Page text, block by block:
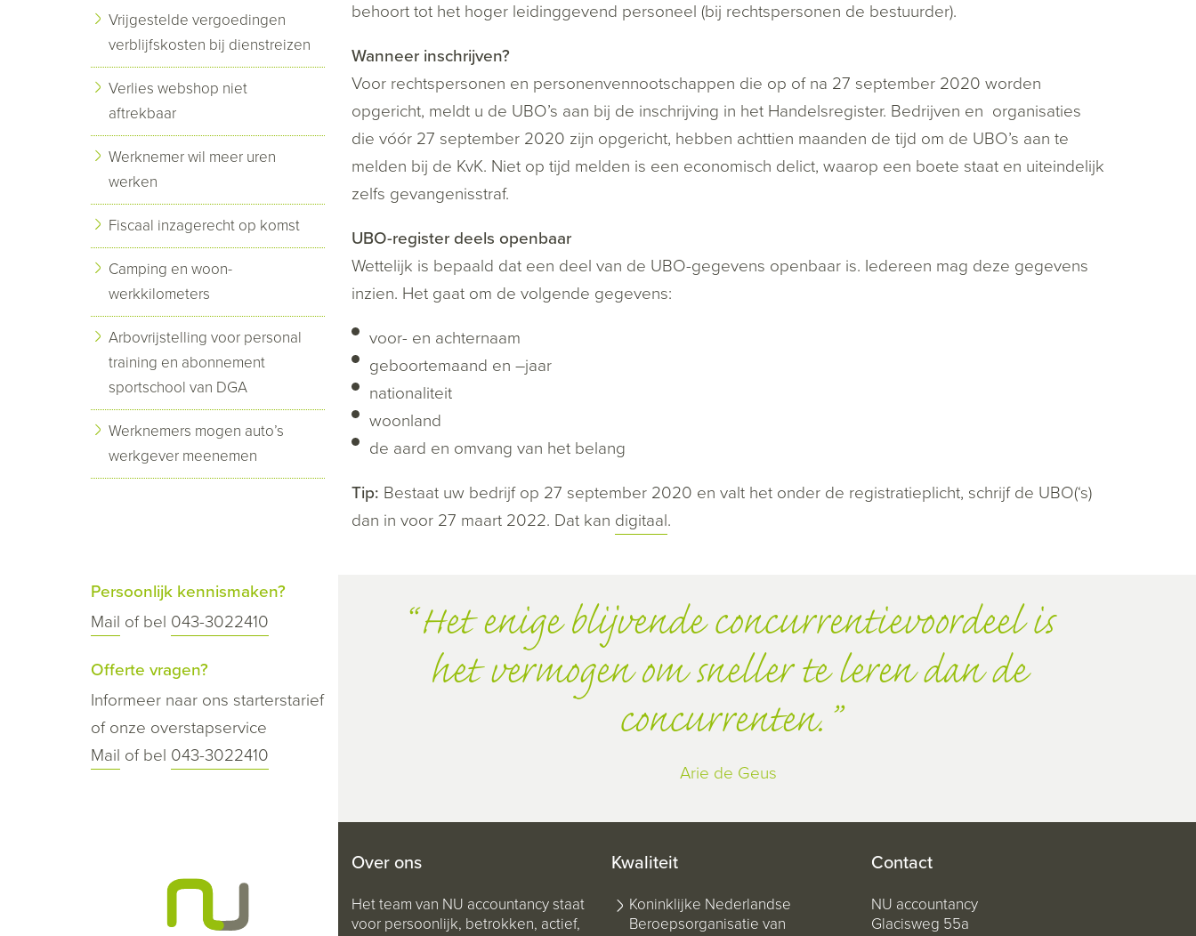
behoort tot het hoger leidinggevend personeel (bij rechtspersonen de bestuurder).
Wanneer inschrijven?
Voor rechtspersonen en personenvennootschappen die op of na 27 september 2020 worden
opgericht, meldt u de UBO’s aan bij de inschrijving in het Handelsregister. Bedrijven en organisaties
die vóór 27 september 2020 zijn opgericht, hebben achttien maanden de tijd om de UBO’s aan te
melden bij de KvK. Niet op tijd melden is een economisch delict, waarop een boete staat en uiteindelijk
zelfs gevangenisstraf.
UBO-register deels openbaar
Wettelijk is bepaald dat een deel van de UBO-gegevens openbaar is. Iedereen mag deze gegevens
inzien. Het gaat om de volgende gegevens:
voor- en achternaam
geboortemaand en –jaar
nationaliteit
woonland
de aard en omvang van het belang
Tip: Bestaat uw bedrijf op 27 september 2020 en valt het onder de registratieplicht, schrijf de UBO(‘s)
dan in voor 27 maart 2022. Dat kan digitaal.
Vrijgestelde vergoedingen
verblijfskosten bij dienstreizen
Verlies webshop niet
aftrekbaar
Werknemer wil meer uren
werken
Fiscaal inzagerecht op komst
Camping en woon-
werkkilometers
Arbovrijstelling voor personal
training en abonnement
sportschool van DGA
Werknemers mogen auto’s
werkgever meenemen
Persoonlijk kennismaken?
Mail of bel 043-3022410
Offerte vragen?
Informeer naar ons starterstarief
of onze overstapservice
Mail of bel 043-3022410
Het enige blijvende concurrentievoordeel is
het vermogen om sneller te leren dan de
concurrenten.
Arie de Geus
Over ons
Het team van NU accountancy staat
voor persoonlijk, betrokken, actief,
Kwaliteit
Koninklijke Nederlandse
Beroepsorganisatie van
Contact
NU accountancy
Glacisweg 55a